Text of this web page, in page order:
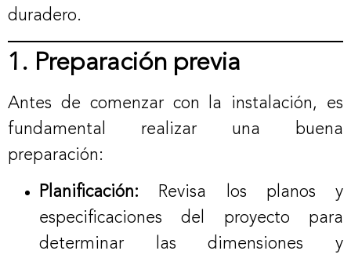
duradero.
1. Preparación previa
Antes de comenzar con la instalación, es
fundamental realizar una buena
preparación:
Planificación: Revisa los planos y
especificaciones del proyecto para
determinar las dimensiones y